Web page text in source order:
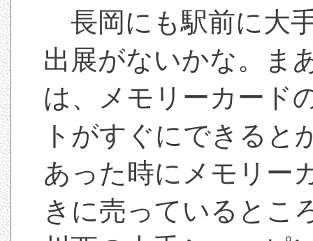
長岡にも駅前に大
出展がないかな。ま
は、メモリーカード
トがすぐにできると
あった時にメモリー
きに売っているとこ